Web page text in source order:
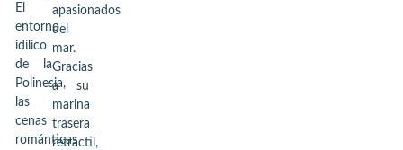
El
entorno
idílico
de la
Polinesia,
las
cenas
románticas
apasionados
del
mar.
Gracias
a su
marina
trasera
retráctil,